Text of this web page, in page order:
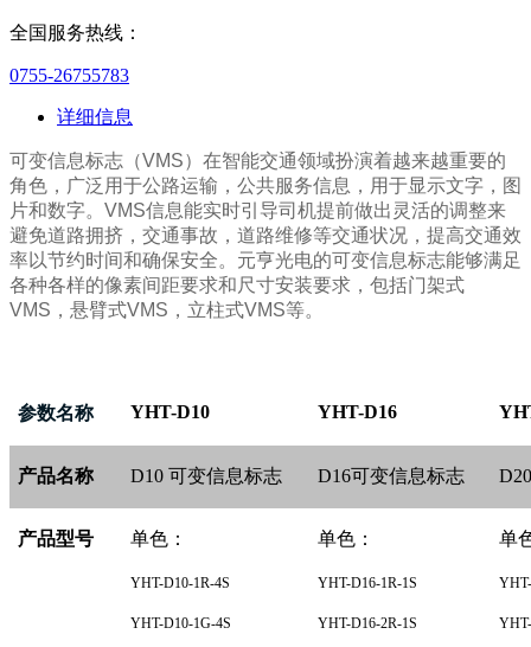
全国服务热线：
0755-26755783
详细信息
可变信息标志（VMS）在智能交通领域扮演着越来越重要的
角色，广泛用于公路运输，公共服务信息，用于显示文字，图
片和数字。VMS信息能实时引导司机提前做出灵活的调整来
避免道路拥挤，交通事故，道路维修等交通状况，提高交通效
率以节约时间和确保安全。元亨光电的可变信息标志能够满足
各种各样的像素间距要求和尺寸安装要求，包括门架式
VMS，悬臂式VMS，立柱式VMS等。
参数名称 YHT-D10 YHT-D16
产品名称 D10 可变信息标志 D16可变信息标志 D20
产品型号 单色：
YHT-D10-1R-4S
YHT-D10-1G-4S
单色：
YHT-D16-1R-1S
YHT-D16-2R-1S
单